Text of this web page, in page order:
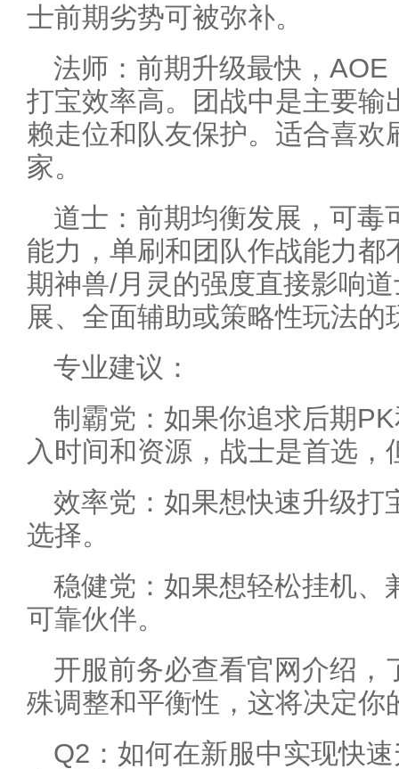
士前期劣势可被弥补。
法师：前期升级最快，
打宝效率高。团战中是主要输
赖走位和队友保护。适合喜欢
家。
道士：前期均衡发展，可毒
能力，单刷和团队作战能力都
期神兽/月灵的强度直接影响
展、全面辅助或策略性玩法的
专业建议：
制霸党：如果你追求后期
入时间和资源，战士是首选，
效率党：如果想快速升级打
选择。
稳健党：如果想轻松挂机、
可靠伙伴。
开服前务必查看官网介绍，
殊调整和平衡性，这将决定你
Q2：如何在新服中实现快